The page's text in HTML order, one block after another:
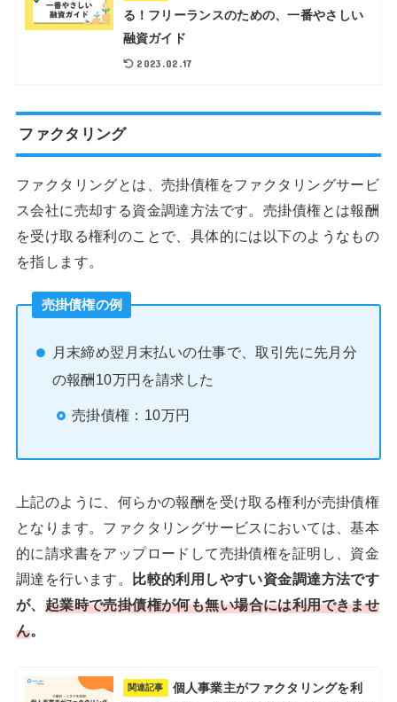
る！フリーランスのための、一番やさしい
融資ガイド
2023.02.17
ファクタリング
ファクタリングとは、売掛債権をファクタリングサービ
ス会社に売却する資金調達方法です。売掛債権とは報酬
を受け取る権利のことで、具体的には以下のようなもの
を指します。
売掛債権の例
月末締め翌月末払いの仕事で、取引先に先月分
の報酬10万円を請求した
売掛債権：10万円
上記のように、何らかの報酬を受け取る権利が売掛債権
となります。ファクタリングサービスにおいては、基本
的に請求書をアップロードして売掛債権を証明し、資金
調達を行います。
比較的利用しやすい資金調達方法です
が、 起業時で売掛債権が何も無い場合には利用できませ
ん。
関連記事
個人事業主がファクタリングを利